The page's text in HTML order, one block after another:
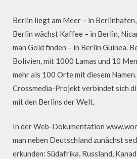
Berlin liegt am Meer – in
Berlin wächst Kaffee – in Berlin,
man Gold finden – in Berlin Guinea.
Bolivien, mit 1000 Lamas und 10
mehr als 100 Orte mit diesem
Crossmedia-Projekt verbindet sich
mit den Berlins der Welt.
In der Web-Dokumentation
man neben Deutschland zunächst
erkunden: Südafrika, Russland,